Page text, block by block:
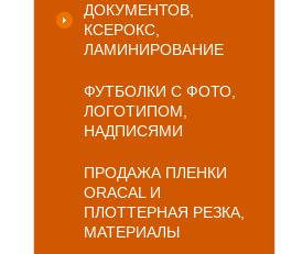
ДОКУМЕНТОВ,
КСЕРОКС,
ЛАМИНИРОВАНИЕ
ФУТБОЛКИ С ФОТО,
ЛОГОТИПОМ,
НАДПИСЯМИ
ПРОДАЖА ПЛЕНКИ
ORACAL И
ПЛОТТЕРНАЯ РЕЗКА,
МАТЕРИАЛЫ